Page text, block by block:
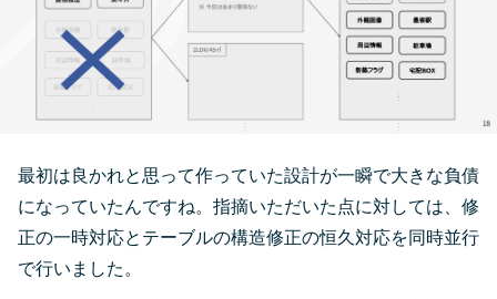
最初は良かれと思って作っていた設計が一瞬で大きな負債
になっていたんですね。指摘いただいた点に対しては、修
正の一時対応とテーブルの構造修正の恒久対応を同時並行
で行いました。